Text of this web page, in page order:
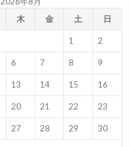
木 金 土 日
1 2
6 7 8 9
13 14 15 16
20 21 22 23
27 28 29 30